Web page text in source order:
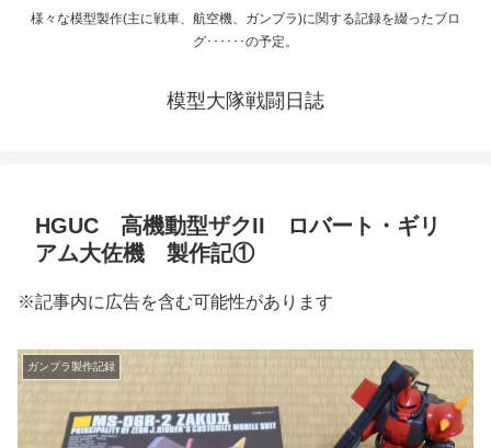
様々な模型製作(主に戦車、航空機、ガンプラ)に関する記録を綴ったブロ
グ･･････の予定。
模型大隊戦闘日誌
HGUC 高機動型ザクII ロバート・ギリ
アム大佐機 製作記①
※記事内に広告を含む可能性があります
ガンプラ製作記録